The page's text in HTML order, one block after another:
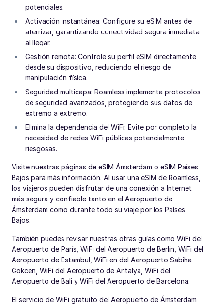
potenciales.
Activación instantánea: Configure su eSIM antes de
aterrizar, garantizando conectividad segura inmediata
al llegar.
Gestión remota: Controle su perfil eSIM directamente
desde su dispositivo, reduciendo el riesgo de
manipulación física.
Seguridad multicapa: Roamless implementa protocolos
de seguridad avanzados, protegiendo sus datos de
extremo a extremo.
Elimina la dependencia del WiFi: Evite por completo la
necesidad de redes WiFi públicas potencialmente
riesgosas.
Visite nuestras páginas de eSIM Ámsterdam o eSIM Países
Bajos para más información. Al usar una eSIM de Roamless,
los viajeros pueden disfrutar de una conexión a Internet
más segura y confiable tanto en el Aeropuerto de
Ámsterdam como durante todo su viaje por los Países
Bajos.
También puedes revisar nuestras otras guías como WiFi del
Aeropuerto de París, WiFi del Aeropuerto de Berlín, WiFi del
Aeropuerto de Estambul, WiFi en del Aeropuerto Sabiha
Gokcen, WiFi del Aeropuerto de Antalya, WiFi del
Aeropuerto de Bali y WiFi del Aeropuerto de Barcelona.
El servicio de WiFi gratuito del Aeropuerto de Ámsterdam